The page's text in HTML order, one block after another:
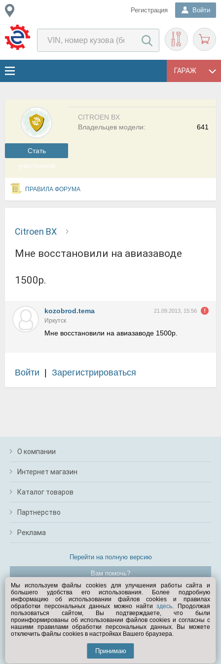
Регистрация Войти
ГАРАЖ
Cтать
участником
CITROEN BX
641
Владельцев модели:
ПРАВИЛА ФОРУМА
Citroen BX
Мне восстановили на авиазаводе
1500р.
kozobrod.tema 21.09.2013, 15:56
Иркутск
Мне восстановили на авиазаводе 1500р.
Войти Зарегистрироваться
О компании
Интернет магазин
Каталог товаров
Партнерство
Реклама
Перейти на полную версию
Вам помочь?
© Exist.ru 1998—2026
Мы используем файлы cookies для улучшения работы сайта и
большего удобства его использования. Более подробную
информацию об использовании файлов cookies и правилах
обработки персональных данных можно найтиздесь. Продолжая
пользоваться сайтом, Вы подтверждаете, что были
проинформированы об использовании файлов cookies и согласны с
нашими правилами обработки персональных данных. Вы можете
отключить файлы cookies в настройках Вашего браузера.
Принимаю